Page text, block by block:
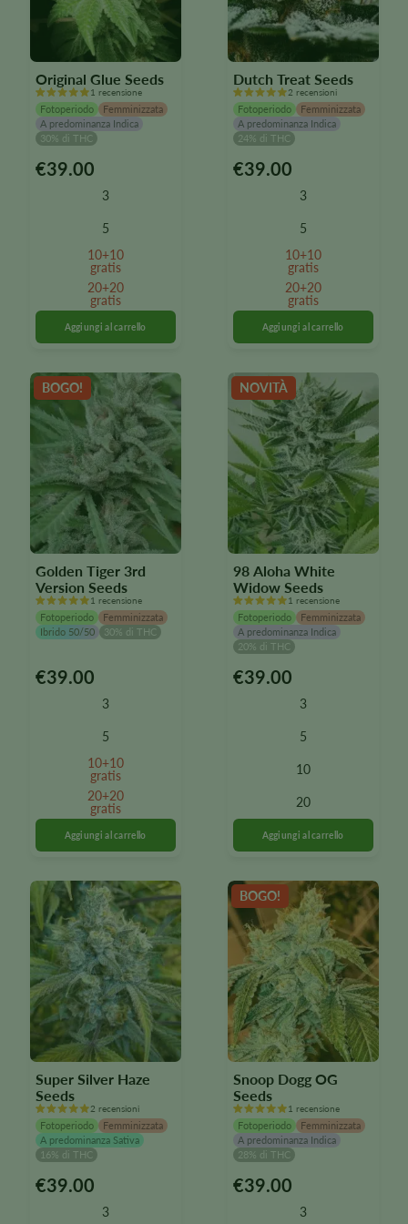
Original Glue Seeds
1 recensione
Fotoperiodo
Femminizzata
A predominanza Indica
30% di THC
€39.00
3
5
10+10
gratis
20+20
gratis
Questo
opzioni
possono
selezionate
nella
pagina
del
prodotto
Dutch Treat Seeds
2 recensioni
Fotoperiodo
Femminizzata
A predominanza Indica
24% di THC
€39.00
3
5
10+10
gratis
20+20
gratis
Questo
opzioni
possono
selezionate
nella
pagina
del
prodotto
BOGO!
Golden Tiger 3rd
Version Seeds
1 recensione
Fotoperiodo
Femminizzata
Ibrido 50/50
30% di THC
€39.00
3
5
10+10
gratis
20+20
gratis
Questo
opzioni
possono
selezionate
nella
pagina
del
prodotto
NOVITÀ
98 Aloha White
Widow Seeds
1 recensione
Fotoperiodo
Femminizzata
A predominanza Indica
20% di THC
€39.00
3
5
10
20
Questo
opzioni
possono
selezionate
nella
pagina
del
prodotto
Super Silver Haze
Seeds
2 recensioni
Fotoperiodo
Femminizzata
A predominanza Sativa
16% di THC
€39.00
3
Questo
BOGO!
Snoop Dogg OG
Seeds
1 recensione
Fotoperiodo
Femminizzata
A predominanza Indica
28% di THC
€39.00
3
Questo